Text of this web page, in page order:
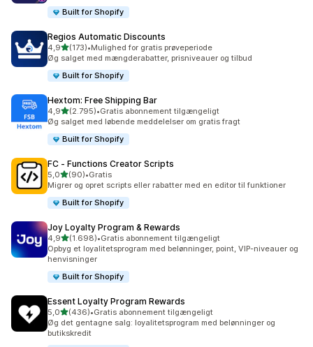
Built for Shopify
Regios Automatic Discounts
4,9ud af 5 stjerner
(173)
173 anmeldelser i alt
•Mulighed for gratis prøveperiode
Øg salget med mængderabatter, prisniveauer og tilbud
Built for Shopify
Hextom: Free Shipping Bar
4,9ud af 5 stjerner
(2.795)
2795 anmeldelser i alt
•Gratis abonnement tilgængeligt
Øg salget med løbende meddelelser om gratis fragt
Built for Shopify
FC ‑ Functions Creator Scripts
5,0ud af 5 stjerner
(90)
90 anmeldelser i alt
•Gratis
Migrer og opret scripts eller rabatter med en editor til funktioner
Built for Shopify
Joy Loyalty Program & Rewards
4,9ud af 5 stjerner
(1.698)
1698 anmeldelser i alt
•Gratis abonnement tilgængeligt
Opbyg et loyalitetsprogram med belønninger, point, VIP-niveauer og
henvisninger
Built for Shopify
Essent Loyalty Program Rewards
5,0ud af 5 stjerner
(436)
436 anmeldelser i alt
•Gratis abonnement tilgængeligt
Øg det gentagne salg: loyalitetsprogram med belønninger og
butikskredit